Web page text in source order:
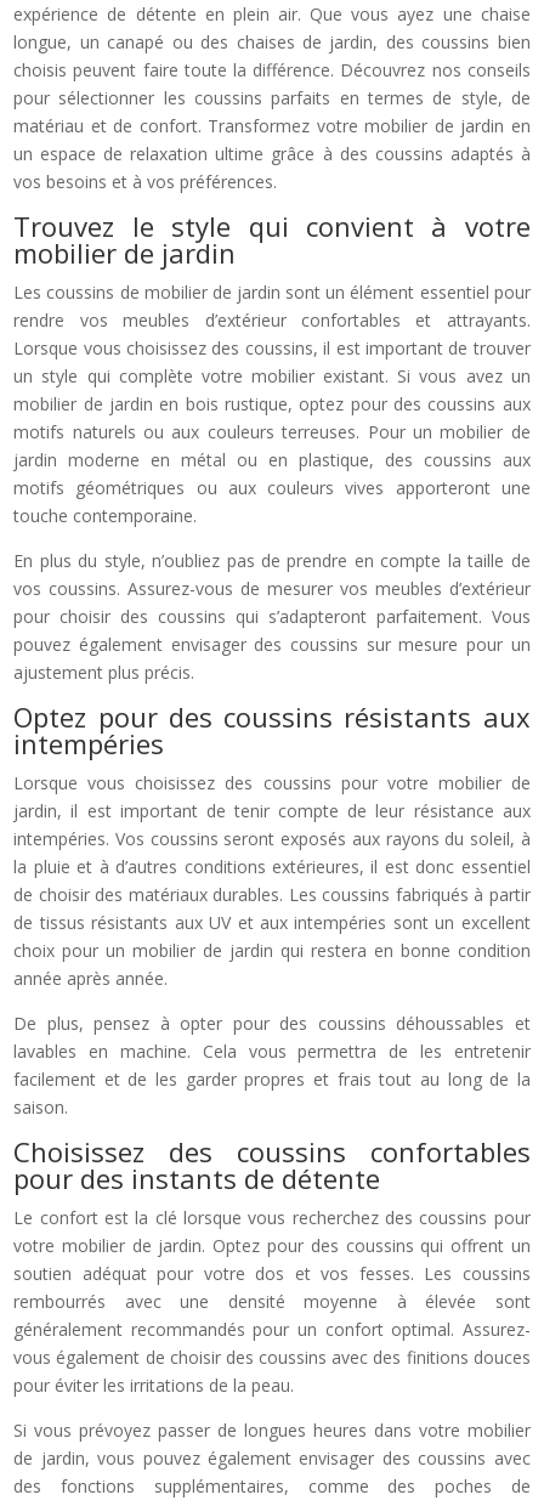
expérience de détente en plein air. Que vous ayez une chaise
longue, un canapé ou des chaises de jardin, des coussins bien
choisis peuvent faire toute la différence. Découvrez nos conseils
pour sélectionner les coussins parfaits en termes de style, de
matériau et de confort. Transformez votre mobilier de jardin en
un espace de relaxation ultime grâce à des coussins adaptés à
vos besoins et à vos préférences.
Trouvez le style qui convient à votre
mobilier de jardin
Les coussins de mobilier de jardin sont un élément essentiel pour
rendre vos meubles d’extérieur confortables et attrayants.
Lorsque vous choisissez des coussins, il est important de trouver
un style qui complète votre mobilier existant. Si vous avez un
mobilier de jardin en bois rustique, optez pour des coussins aux
motifs naturels ou aux couleurs terreuses. Pour un mobilier de
jardin moderne en métal ou en plastique, des coussins aux
motifs géométriques ou aux couleurs vives apporteront une
touche contemporaine.
En plus du style, n’oubliez pas de prendre en compte la taille de
vos coussins. Assurez-vous de mesurer vos meubles d’extérieur
pour choisir des coussins qui s’adapteront parfaitement. Vous
pouvez également envisager des coussins sur mesure pour un
ajustement plus précis.
Optez pour des coussins résistants aux
intempéries
Lorsque vous choisissez des coussins pour votre mobilier de
jardin, il est important de tenir compte de leur résistance aux
intempéries. Vos coussins seront exposés aux rayons du soleil, à
la pluie et à d’autres conditions extérieures, il est donc essentiel
de choisir des matériaux durables. Les coussins fabriqués à partir
de tissus résistants aux UV et aux intempéries sont un excellent
choix pour un mobilier de jardin qui restera en bonne condition
année après année.
De plus, pensez à opter pour des coussins déhoussables et
lavables en machine. Cela vous permettra de les entretenir
facilement et de les garder propres et frais tout au long de la
saison.
Choisissez des coussins confortables
pour des instants de détente
Le confort est la clé lorsque vous recherchez des coussins pour
votre mobilier de jardin. Optez pour des coussins qui offrent un
soutien adéquat pour votre dos et vos fesses. Les coussins
rembourrés avec une densité moyenne à élevée sont
généralement recommandés pour un confort optimal. Assurez-
vous également de choisir des coussins avec des finitions douces
pour éviter les irritations de la peau.
Si vous prévoyez passer de longues heures dans votre mobilier
de jardin, vous pouvez également envisager des coussins avec
des fonctions supplémentaires, comme des poches de